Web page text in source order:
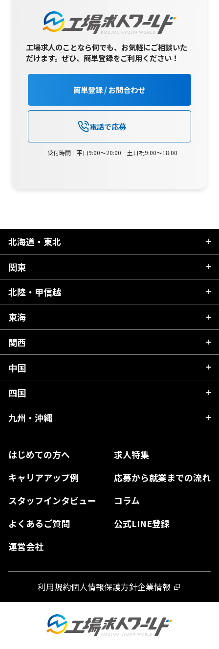
工場求人のことなら何でも、お気軽にご相談いた
だけます。ぜひ、簡単登録をご利用ください！
簡単登録 / お問合わせ
電話で応募
受付時間 平日9:00～20:00 土日祝9:00～18:00
はじめての方へ
求人特集
キャリアアップ例
応募から就業までの流れ
スタッフインタビュー
コラム
よくあるご質問
公式LINE登録
運営会社
北海道・東北
北海道
青森県
秋田県
岩手県
宮城県
福島県
関東
茨城県
栃木県
群馬県
千葉県
東京都
神奈川県
北陸・甲信越
新潟県
富山県
石川県
山梨県
長野県
東海
岐阜県
静岡県
愛知県
関西
滋賀県
京都府
大阪府
奈良県
和歌山県
中国
広島県
岡山県
島根県
山口県
四国
愛媛県
徳島県
九州・沖縄
熊本県
宮崎県
鹿児島県
利用規約個人情報保護方針企業情報